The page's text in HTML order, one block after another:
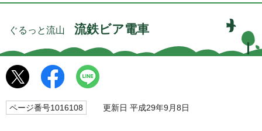
ぐるっと流山 流鉄ビア電車
ページ番号1016108 更新日 平成29年9月8日